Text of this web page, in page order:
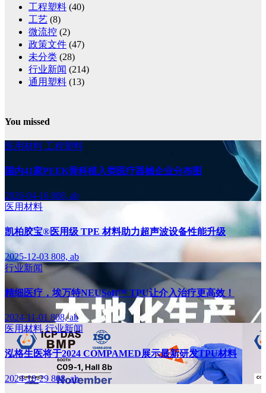
工程塑料 (40)
工艺 (8)
微流控 (2)
政策文件 (47)
未分类 (28)
行业新闻 (214)
通用塑料 (13)
You missed
医用材料 工程塑料
国内41家PEEK骨科植入类医疗器械企业分布图
2026-04-16 808, ab
医用材料
凯柏胶宝®医用级 TPE 材料助力超声波设备性能升级
2025-12-03 808, ab
行业新闻
精细医疗，埃万特NEUSoft™ TPU让介入治疗更高效！
2024-11-01808, ab
医用材料行业新闻
泓格生医将于2024 COMPAMED展示最新研发TPU材料
2024-10-29 808, ab